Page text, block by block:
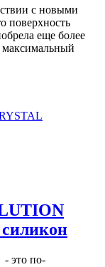
с новыми
поверхность
еще более
- это по-